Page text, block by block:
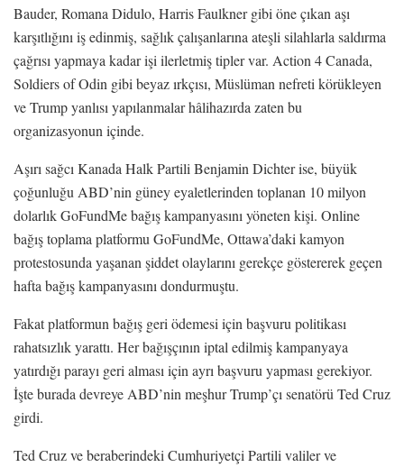
Bauder, Romana Didulo, Harris Faulkner gibi öne çıkan aşı
karşıtlığını iş edinmiş, sağlık çalışanlarına ateşli silahlarla saldırma
çağrısı yapmaya kadar işi ilerletmiş tipler var. Action 4 Canada,
Soldiers of Odin gibi beyaz ırkçısı, Müslüman nefreti körükleyen
ve Trump yanlısı yapılanmalar hâlihazırda zaten bu
organizasyonun içinde.
Aşırı sağcı Kanada Halk Partili Benjamin Dichter ise, büyük
çoğunluğu ABD’nin güney eyaletlerinden toplanan 10 milyon
dolarlık GoFundMe bağış kampanyasını yöneten kişi. Online
bağış toplama platformu GoFundMe, Ottawa’daki kamyon
protestosunda yaşanan şiddet olaylarını gerekçe göstererek geçen
hafta bağış kampanyasını dondurmuştu.
Fakat platformun bağış geri ödemesi için başvuru politikası
rahatsızlık yarattı. Her bağışçının iptal edilmiş kampanyaya
yatırdığı parayı geri alması için ayrı başvuru yapması gerekiyor.
İşte burada devreye ABD’nin meşhur Trump’çı senatörü Ted Cruz
girdi.
Ted Cruz ve beraberindeki Cumhuriyetçi Partili valiler ve